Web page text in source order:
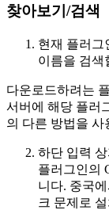
찾아보기/검색
현재 플러그
이름을 검색
다운로드하려는
서버에 해당 플러
의 다른 방법을 사
하단 입력
플러그인의
니다. 중국
크 문제로